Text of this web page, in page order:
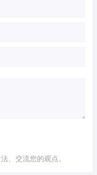
、交流您的观点。